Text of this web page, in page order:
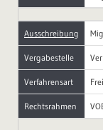
Ausschreibung
Vergabestelle
Verfahrensart
Rechtsrahmen